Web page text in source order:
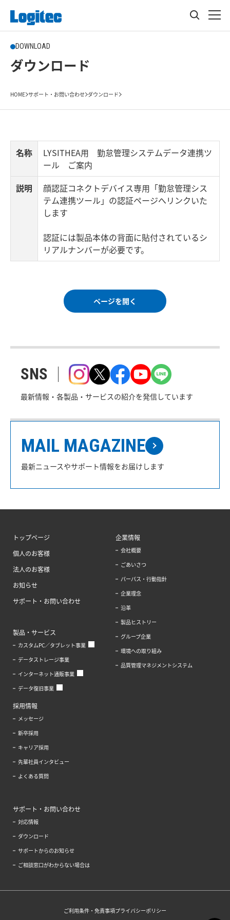
DOWNLOAD
ダウンロード
HOME サポート・お問い合わせ ダウンロード
名称
LYSITHEA用 勤怠管理システムデータ連携ツ
ール ご案内
説明
顔認証コネクトデバイス専用「勤怠管理シス
テム連携ツール」の認証ページへリンクいた
します
認証には製品本体の背面に貼付されているシ
リアルナンバーが必要です。
ページを開く
SNS
最新情報・各製品・サービスの紹介を発信しています
MAIL MAGAZINE
最新ニュースやサポート情報をお届けします
トップページ
個人のお客様
法人のお客様
お知らせ
サポート・お問い合わせ
製品・サービス
カスタムPC／タブレット事業
データストレージ事業
インターネット通販事業
データ復旧事業
企業情報
会社概要
ごあいさつ
パーパス・行動指針
企業理念
沿革
製品ヒストリー
グループ企業
環境への取り組み
品質管理マネジメントシステム
採用情報
メッセージ
新卒採用
キャリア採用
先輩社員インタビュー
よくある質問
サポート・お問い合わせ
対応情報
ダウンロード
サポートからのお知らせ
ご相談窓口がわからない場合は
ご利用条件・免責事項プライバシーポリシー